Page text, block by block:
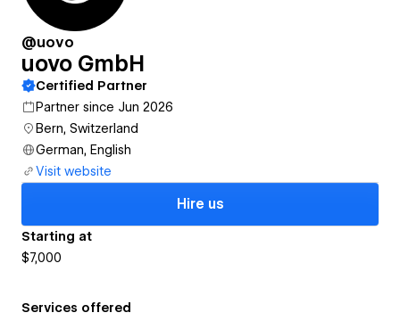
@uovo
uovo GmbH
Certified Partner
Partner since Jun 2026
Bern, Switzerland
German, English
Visit website
Hire us
Starting at
$7,000
Services offered